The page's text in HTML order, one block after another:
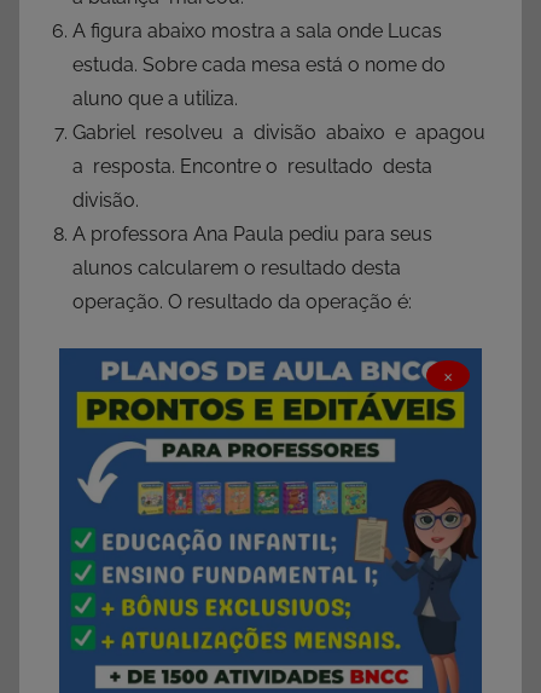
A figura abaixo mostra a sala onde Lucas
estuda. Sobre cada mesa está o nome do
aluno que a utiliza.
Gabriel resolveu a divisão abaixo e apagou
a resposta. Encontre o resultado desta
divisão.
A professora Ana Paula pediu para seus
alunos calcularem o resultado desta
operação. O resultado da operação é:
×